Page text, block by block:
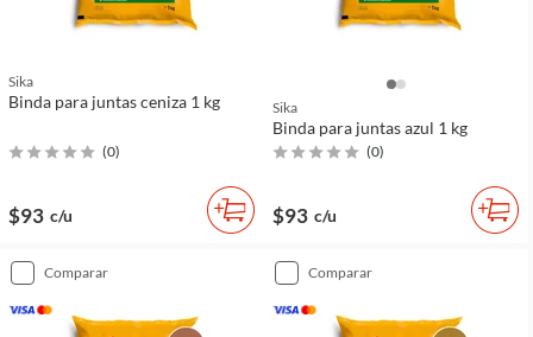
Sika
Binda para juntas ceniza 1 kg
(0)
$93 c/u
Sika
Binda para juntas azul 1 kg
(0)
$93 c/u
comparar comparar